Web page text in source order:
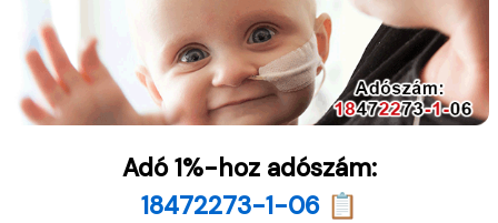
Adó 1%-hoz adószám:
18472273-1-06 📋